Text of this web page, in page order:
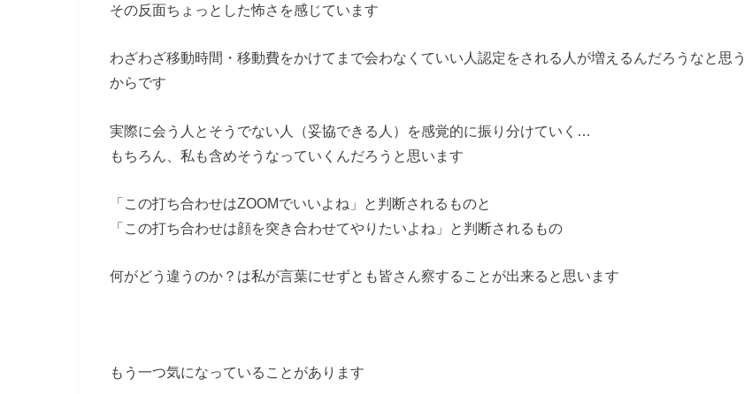
その反面ちょっとした怖さを感じています
わざわざ移動時間・移動費をかけてまで会わなくていい人認定をされる人が増えるんだろうなと思う
からです
実際に会う人とそうでない人（妥協できる人）を感覚的に振り分けていく…
もちろん、私も含めそうなっていくんだろうと思います
「この打ち合わせはZOOMでいいよね」と判断されるものと
「この打ち合わせは顔を突き合わせてやりたいよね」と判断されるもの
何がどう違うのか？は私が言葉にせずとも皆さん察することが出来ると思います
もう一つ気になっていることがあります